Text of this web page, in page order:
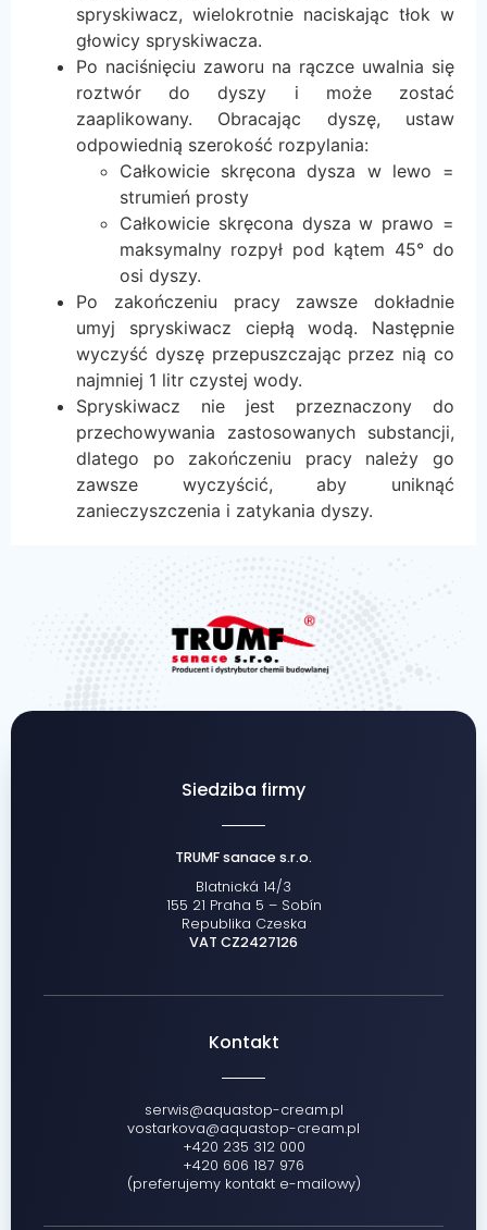
spryskiwacz, wielokrotnie naciskając tłok w
głowicy spryskiwacza.
Po naciśnięciu zaworu na rączce uwalnia się
roztwór do dyszy i może zostać
zaaplikowany. Obracając dyszę, ustaw
odpowiednią szerokość rozpylania:
Całkowicie skręcona dysza w lewo =
strumień prosty
Całkowicie skręcona dysza w prawo =
maksymalny rozpył pod kątem 45° do
osi dyszy.
Po zakończeniu pracy zawsze dokładnie
umyj spryskiwacz ciepłą wodą. Następnie
wyczyść dyszę przepuszczając przez nią co
najmniej 1 litr czystej wody.
Spryskiwacz nie jest przeznaczony do
przechowywania zastosowanych substancji,
dlatego po zakończeniu pracy należy go
zawsze wyczyścić, aby uniknąć
zanieczyszczenia i zatykania dyszy.
Siedziba firmy
TRUMF sanace s.r.o.
Blatnická 14/3
155 21 Praha 5 – Sobín
Republika Czeska
VAT CZ2427126
Kontakt
serwis@aquastop-cream.pl
vostarkova@aquastop-cream.pl
+420 235 312 000
+420 606 187 976
(preferujemy kontakt e-mailowy)